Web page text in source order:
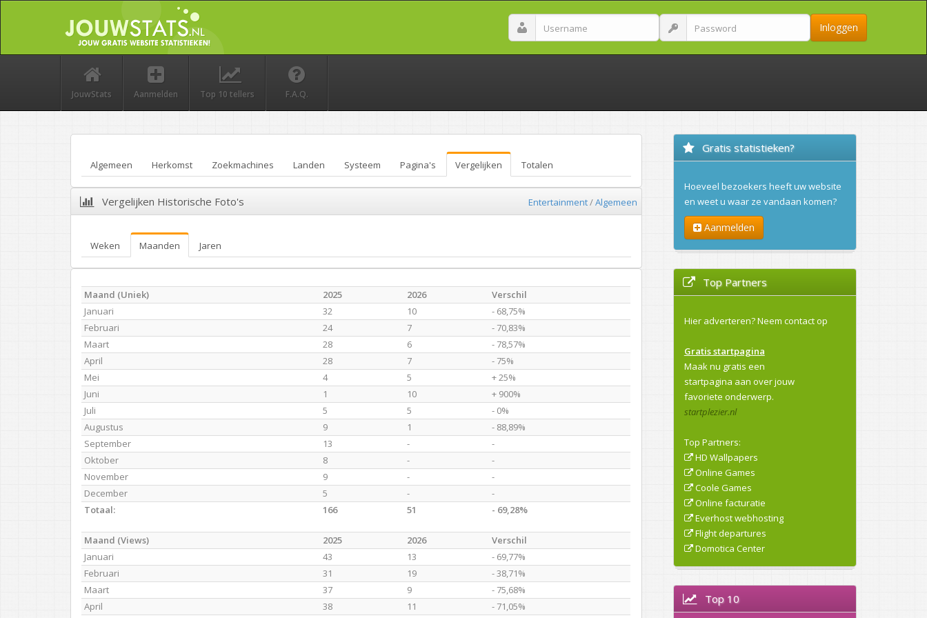
Inloggen
JouwStats Aanmelden Top 10 tellers F.A.Q.
Algemeen Herkomst Zoekmachines Landen Systeem Pagina's Vergelijken Totalen
Vergelijken Historische Foto's Entertainment/Algemeen
Weken Maanden Jaren
Maand (Uniek) 2025 2026
Verschil
Januari
32 10
- 68,75%
Februari
24 7
- 70,83%
Maart
28 6
- 78,57%
April
28 7
- 75%
Mei
4 5
+ 25%
Juni
1 10
+ 900%
Juli
5 5
- 0%
Augustus
9 1
- 88,89%
September
13 -
-
Oktober
8 -
-
November
9 -
-
December
5 -
-
Totaal:
166 51 - 69,28%
Maand (Views) 2025 2026
Verschil
Januari
43 13
- 69,77%
Februari
31 19
- 38,71%
Maart
37 9
- 75,68%
April
38 11
- 71,05%
Gratis statistieken?
Hoeveel bezoekers heeft uw website
en weet u waar ze vandaan komen?
Aanmelden
Top Partners
Hier adverteren?Neem contact op
Gratis startpagina
Maak nu gratis een
startpagina aan over jouw
favoriete onderwerp.
startplezier.nl
Top Partners:
HD Wallpapers
Online Games
Coole Games
Online facturatie
Everhost webhosting
Flight departures
Domotica Center
Top 10